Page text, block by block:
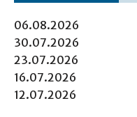
06.08.2026
30.07.2026
23.07.2026
16.07.2026
12.07.2026